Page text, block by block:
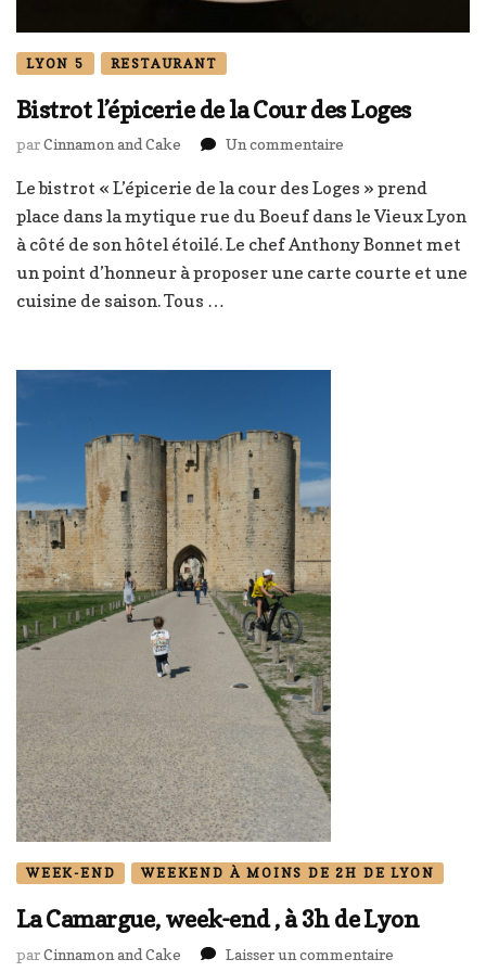
LYON 5 RESTAURANT
Bistrot l’épicerie de la Cour des Loges
parCinnamon and Cake Un commentaire
l’épicerie
de
Cour
des
Le bistrot « L’épicerie de la cour des Loges » prend
place dans la mytique rue du Boeuf dans le Vieux Lyon
à côté de son hôtel étoilé. Le chef Anthony Bonnet met
un point d’honneur à proposer une carte courte et une
cuisine de saison. Tous …
WEEK-END WEEKEND À MOINS DE 2H DE LYON
La Camargue, week-end , à 3h de Lyon
parCinnamon and Cake Laisser un commentaire